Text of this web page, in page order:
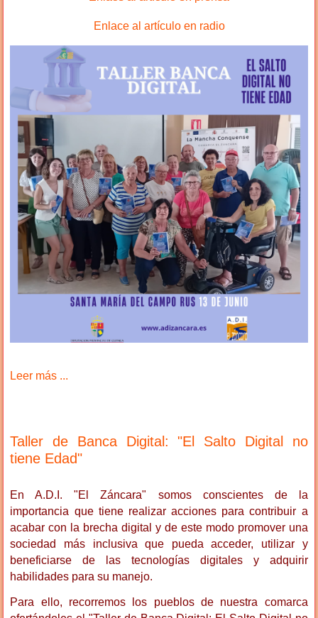
Enlace al artículo en radio
Leer más ...
Taller de Banca Digital: "El Salto Digital no
tiene Edad"
En A.D.I. "El Záncara" somos conscientes de la
importancia que tiene realizar acciones para contribuir a
acabar con la brecha digital y de este modo promover una
sociedad más inclusiva que pueda acceder, utilizar y
beneficiarse de las tecnologías digitales y adquirir
habilidades para su manejo.
Para ello, recorremos los pueblos de nuestra comarca